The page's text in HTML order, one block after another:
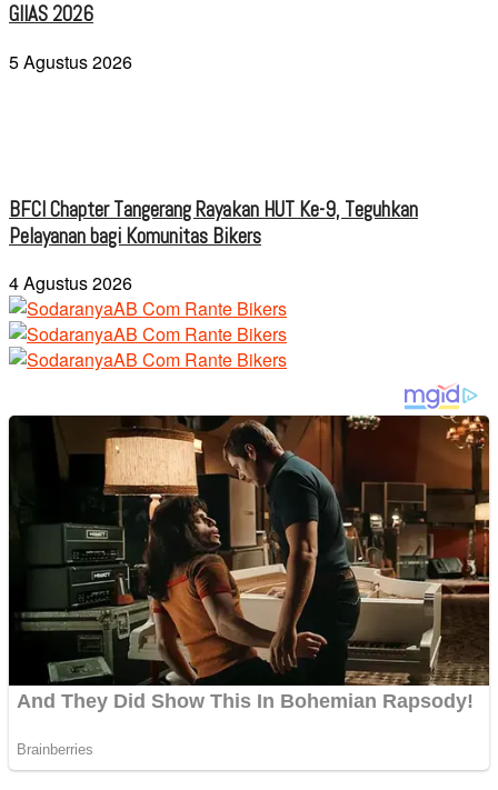
GIIAS 2026
5 Agustus 2026
BFCI Chapter Tangerang Rayakan HUT Ke-9, Teguhkan
Pelayanan bagi Komunitas Bikers
4 Agustus 2026